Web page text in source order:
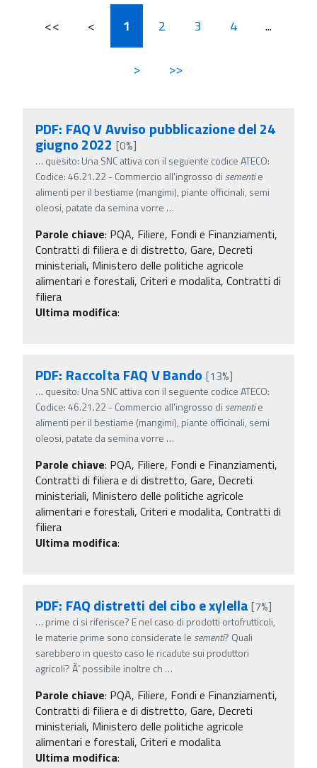
<< < 1 2 3 4 ...
> >>
PDF: FAQ V Avviso pubblicazione del 24
giugno 2022 [0%]
… quesito: Una SNC attiva con il seguente codice ATECO:
Codice: 46.21.22 - Commercio all'ingrosso di sementie
alimenti per il bestiame (mangimi), piante officinali, semi
oleosi, patate da semina vorre …
Parole chiave: PQA, Filiere, Fondi e Finanziamenti,
Contratti di filiera e di distretto, Gare, Decreti
ministeriali, Ministero delle politiche agricole
alimentari e forestali, Criteri e modalita, Contratti di
filiera
Ultima modifica:
PDF: Raccolta FAQ V Bando [13%]
… quesito: Una SNC attiva con il seguente codice ATECO:
Codice: 46.21.22 - Commercio all'ingrosso di sementie
alimenti per il bestiame (mangimi), piante officinali, semi
oleosi, patate da semina vorre …
Parole chiave: PQA, Filiere, Fondi e Finanziamenti,
Contratti di filiera e di distretto, Gare, Decreti
ministeriali, Ministero delle politiche agricole
alimentari e forestali, Criteri e modalita, Contratti di
filiera
Ultima modifica:
PDF: FAQ distretti del cibo e xylella [7%]
… prime ci si riferisce? E nel caso di prodotti ortofrutticoli,
le materie prime sono considerate le sementi? Quali
sarebbero in questo caso le ricadute sui produttori
agricoli? Ãˆ possibile inoltre ch …
Parole chiave: PQA, Filiere, Fondi e Finanziamenti,
Contratti di filiera e di distretto, Gare, Decreti
ministeriali, Ministero delle politiche agricole
alimentari e forestali, Criteri e modalita
Ultima modifica: